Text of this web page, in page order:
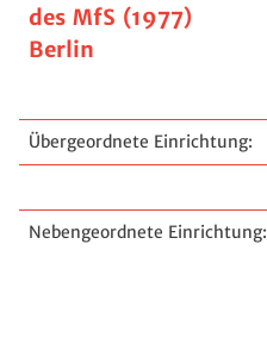
des MfS (1977)
Berlin
Übergeordnete Einrichtung:
Nebengeordnete Einrichtung: